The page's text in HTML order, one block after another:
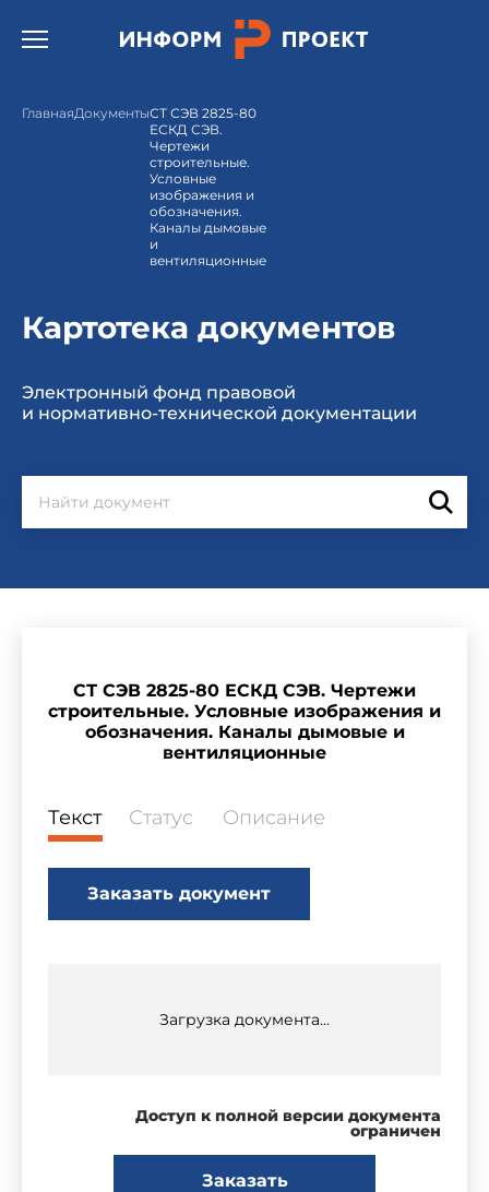
Открыть бургер меню.
ГлавнаяДокументыСТ СЭВ 2825-80
ЕСКД СЭВ.
Чертежи
строительные.
Условные
изображения и
обозначения.
Каналы дымовые
и
вентиляционные
Картотека документов
Электронный фонд правовой
и нормативно-технической документации
СТ СЭВ 2825-80 ЕСКД СЭВ. Чертежи
строительные. Условные изображения и
обозначения. Каналы дымовые и
вентиляционные
Текст Статус Описание
Заказать документ
Загрузка документа...
Доступ к полной версии документа
ограничен
Заказать